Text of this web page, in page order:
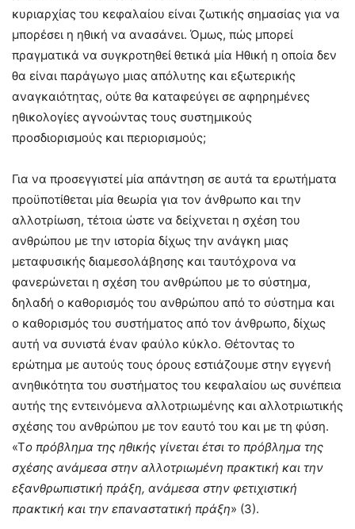
κυριαρχίας του κεφαλαίου είναι ζωτικής σημασίας για να
μπορέσει η ηθική να ανασάνει. Όμως, πώς μπορεί
πραγματικά να συγκροτηθεί θετικά μία Ηθική η οποία δεν
θα είναι παράγωγο μιας απόλυτης και εξωτερικής
αναγκαιότητας, ούτε θα καταφεύγει σε αφηρημένες
ηθικολογίες αγνοώντας τους συστημικούς
προσδιορισμούς και περιορισμούς;
Για να προσεγγιστεί μία απάντηση σε αυτά τα ερωτήματα
προϋποτίθεται μία θεωρία για τον άνθρωπο και την
αλλοτρίωση, τέτοια ώστε να δείχνεται η σχέση του
ανθρώπου με την ιστορία δίχως την ανάγκη μιας
μεταφυσικής διαμεσολάβησης και ταυτόχρονα να
φανερώνεται η σχέση του ανθρώπου με το σύστημα,
δηλαδή ο καθορισμός του ανθρώπου από το σύστημα και
ο καθορισμός του συστήματος από τον άνθρωπο, δίχως
αυτή να συνιστά έναν φαύλο κύκλο. Θέτοντας το
ερώτημα με αυτούς τους όρους εστιάζουμε στην εγγενή
ανηθικότητα του συστήματος του κεφαλαίου ως συνέπεια
αυτής της εντεινόμενα αλλοτριωμένης και αλλοτριωτικής
σχέσης του ανθρώπου με τον εαυτό του και με τη φύση.
«Το πρόβλημα της ηθικής γίνεται έτσι το πρόβλημα της
σχέσης ανάμεσα στην αλλοτριωμένη πρακτική και την
εξανθρωπιστική πράξη, ανάμεσα στην φετιχιστική
πρακτική και την επαναστατική πράξη» (3).